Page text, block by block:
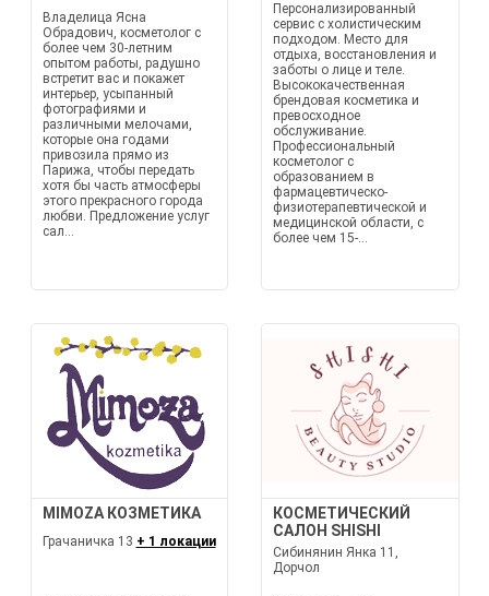
Владелица Ясна
Обрадович, косметолог с
более чем 30-летним
опытом работы, радушно
встретит вас и покажет
интерьер, усыпанный
фотографиями и
различными мелочами,
которые она годами
привозила прямо из
Парижа, чтобы передать
хотя бы часть атмосферы
этого прекрасного города
любви. Предложение услуг
сал...
Персонализированный
сервис с холистическим
подходом. Место для
отдыха, восстановления и
заботы о лице и теле.
Высококачественная
брендовая косметика и
превосходное
обслуживание.
Профессиональный
косметолог с
образованием в
фармацевтическо-
физиотерапевтической и
медицинской области, с
более чем 15-...
MIMOZA КОЗМЕТИКА
Грачаничка 13 + 1 локации
КОСМЕТИЧЕСКИЙ
САЛОН SHISHI
Сибинянин Янка 11,
Дорчол